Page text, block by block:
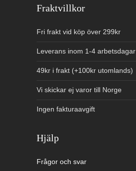
Fraktvillkor
Fri frakt vid köp över 299kr
Leverans inom 1-4 arbetsdagar
49kr i frakt (+100kr utomlands)
Vi skickar ej varor till Norge
Ingen fakturaavgift
Hjälp
Frågor och svar